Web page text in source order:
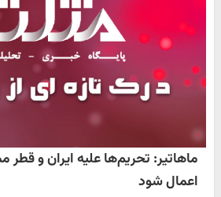
ماهاتیر: تحریم‌ها علیه ایران و
اعمال شود